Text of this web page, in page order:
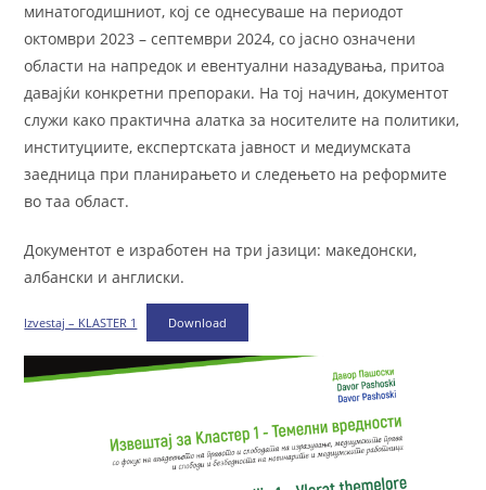
минатогодишниот, кој се однесуваше на периодот
октомври 2023 – септември 2024, со јасно означени
области на напредок и евентуални назадувања, притоа
давајќи конкретни препораки. На тој начин, документот
служи како практична алатка за носителите на политики,
институциите, експертската јавност и медиумската
заедница при планирањето и следењето на реформите
во таа област.
Документот е изработен на три јазици: македонски,
албански и англиски.
Izvestaj – KLASTER 1 Download